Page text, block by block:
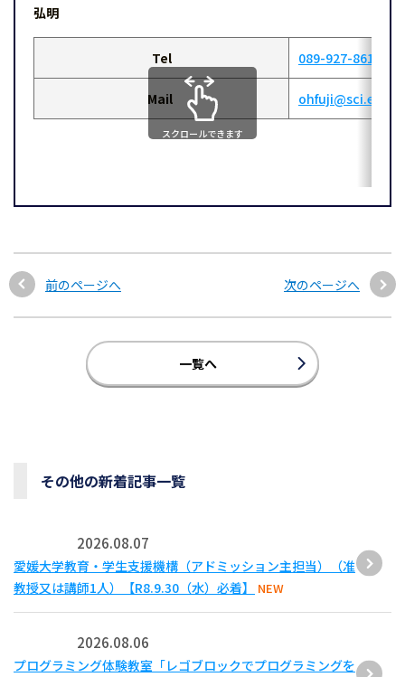
弘明
Tel 089-927-8611
Mail
スクロールできます
前のページへ 次のページへ
一覧へ
その他の新着記事一覧
2026.08.07
愛媛大学教育・学生支援機構（アドミッション主担当）（准
教授又は講師1人）【R8.9.30（水）必着】
NEW
2026.08.06
プログラミング体験教室「レゴブロックでプログラミングを